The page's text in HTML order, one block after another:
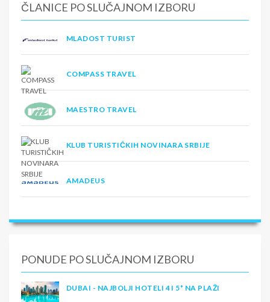
ČLANICE PO SLUČAJNOM IZBORU
MLADOST TURIST
COMPASS TRAVEL
MAESTRO TRAVEL
KLUB TURISTIČKIH NOVINARA SRBIJE
AMADEUS
PONUDE PO SLUČAJNOM IZBORU
DUBAI - NAJBOLJI HOTELI 4 I 5* NA PLAŽI